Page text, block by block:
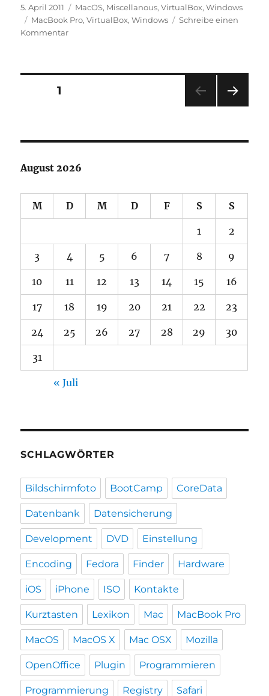
Veröffentlicht
am
5. April 2011 Kategorien
MacOS, Miscellanous,VirtualBox,Windows
Schlagwörter
MacBook Pro,VirtualBox,Windows
Schreibe einen
Kommentarzu
Seitennummerierung
Beiträge
SEITE1
E
August 2026
M D M D F S S
1 2
3 4 5 6 7 8 9
10 11 12 13 14 15 16
17 18 19 20 21 22 23
24 25 26 27 28 29 30
31
« Juli
SCHLAGWÖRTER
Bildschirmfoto BootCamp CoreData
Datenbank Datensicherung
Development DVD Einstellung
Encoding Fedora Finder Hardware
iOS iPhone ISO Kontakte
Kurztasten Lexikon Mac MacBook Pro
MacOS MacOS X Mac OSX Mozilla
OpenOffice Plugin Programmieren
Programmierung Registry Safari